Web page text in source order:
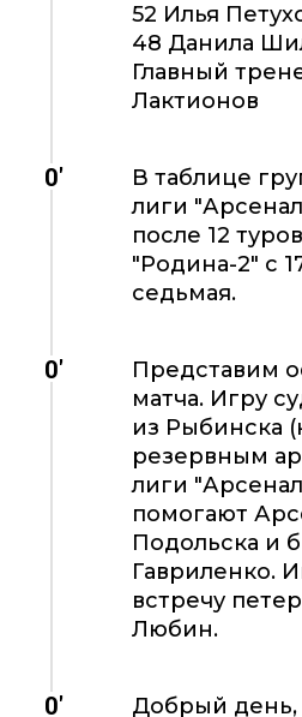
52 Илья
48 Данила
Главный
Лактионов
0'
В таблице
лиги
после 12
"Родина-2" с
седьмая.
0'
Представим
матча. Игру
из Рыбинска
резервным
лиги
помогают
Подольска и
Гавриленко.
встречу
Любин.
0' Добрый день,